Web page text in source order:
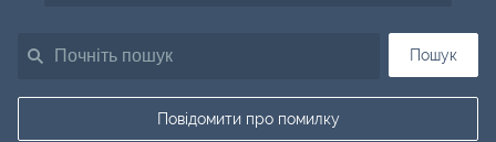
Пошук
Повідомити про помилку